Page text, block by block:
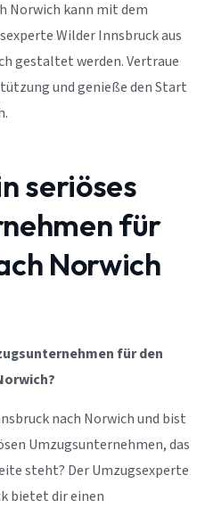
Norwich kann mit dem
Wilder Innsbruck aus
gestaltet werden. Vertraue
und genieße den Start
seriöses
für
Norwich
für den
nach Norwich und bist
Umzugsunternehmen, das
steht? Der Umzugsexperte
bietet dir einen